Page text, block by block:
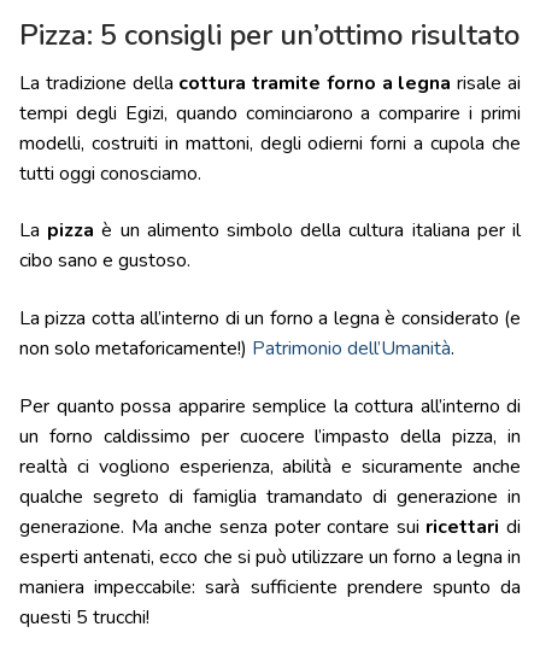
Pizza: 5 consigli per un’ottimo risultato
La tradizione della cottura tramite forno a legna risale ai
tempi degli Egizi, quando cominciarono a comparire i primi
modelli, costruiti in mattoni, degli odierni forni a cupola che
tutti oggi conosciamo.
La pizza è un alimento simbolo della cultura italiana per il
cibo sano e gustoso.
La pizza cotta all’interno di un forno a legna è considerato (e
non solo metaforicamente!) Patrimonio dell’Umanità.
Per quanto possa apparire semplice la cottura all’interno di
un forno caldissimo per cuocere l’impasto della pizza, in
realtà ci vogliono esperienza, abilità e sicuramente anche
qualche segreto di famiglia tramandato di generazione in
generazione. Ma anche senza poter contare sui ricettari di
esperti antenati, ecco che si può utilizzare un forno a legna in
maniera impeccabile: sarà sufficiente prendere spunto da
questi 5 trucchi!